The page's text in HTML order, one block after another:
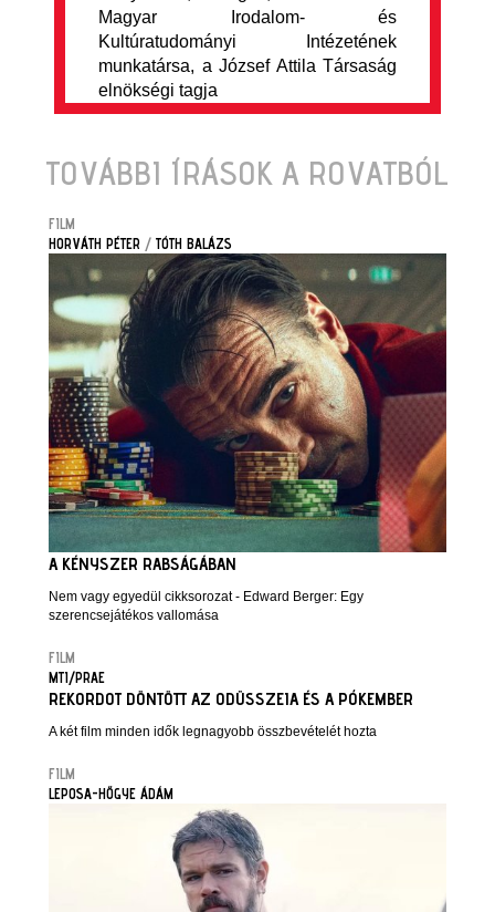
Magyar Irodalom- és
Kultúratudományi Intézetének
munkatársa, a József Attila Társaság
elnökségi tagja
TOVÁBBI ÍRÁSOK A ROVATBÓL
FILM
HORVÁTH PÉTER / TÓTH BALÁZS
A KÉNYSZER RABSÁGÁBAN
Nem vagy egyedül cikksorozat - Edward Berger: Egy
szerencsejátékos vallomása
FILM
MTI/PRAE
REKORDOT DÖNTÖTT AZ ODÜSSZEIA ÉS A PÓKEMBER
A két film minden idők legnagyobb összbevételét hozta
FILM
LEPOSA-HŐGYE ÁDÁM